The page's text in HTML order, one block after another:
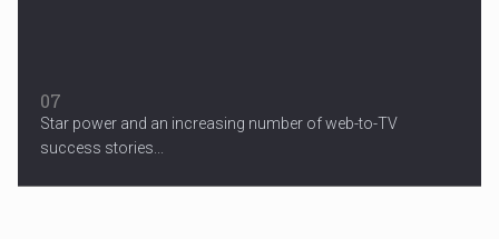
07
Star power and an increasing number of web-to-TV
success stories...